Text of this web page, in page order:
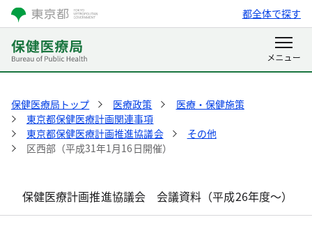
都全体で探す
保健医療局トップ 医療政策
医療・保健施策
東京都保健医療計画関連事項
東京都保健医療計画推進協議会
その他
区西部（平成31年1月16日開催）
保健医療計画推進協議会 会議資料（平成26年度～）